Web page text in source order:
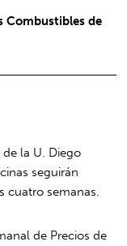
Combustibles de
la U. Diego
seguirán
cuatro semanas.
de Precios de